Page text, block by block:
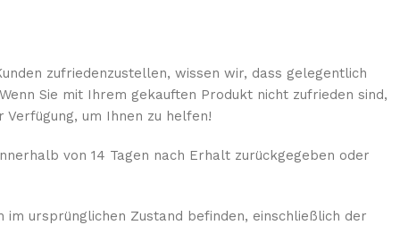
zufriedenzustellen, wissen wir, dass gelegentlich
Sie mit Ihrem gekauften Produkt nicht zufrieden sind,
um Ihnen zu helfen!
von 14 Tagen nach Erhalt zurückgegeben oder
im ursprünglichen Zustand befinden, einschließlich der